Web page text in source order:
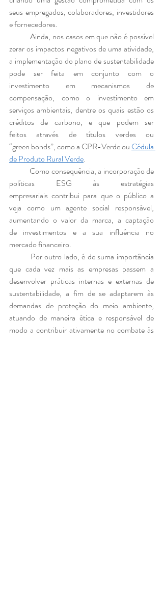
seus empregados, colaboradores, investidores
e fornecedores.
zerar os impactos negativos de uma atividade,
a implementação do plano de sustentabilidade
pode ser feita em conjunto com o
investimento em mecanismos de
compensação, como o investimento em
serviços ambientais, dentre os quais estão os
créditos de carbono, e que podem ser
feitos através de títulos verdes ou
“green bonds”, como a CPR-Verde ou Cédula
de Produto Rural Verde.
políticas ESG às estratégias
empresariais contribui para que o público a
veja como um agente social responsável,
aumentando o valor da marca, a captação
de investimentos e a sua influência no
mercado financeiro.
que cada vez mais as empresas passem a
desenvolver práticas internas e externas de
sustentabilidade, a fim de se adaptarem às
demandas de proteção do meio ambiente,
atuando de maneira ética e responsável de
modo a contribuir ativamente no combate às